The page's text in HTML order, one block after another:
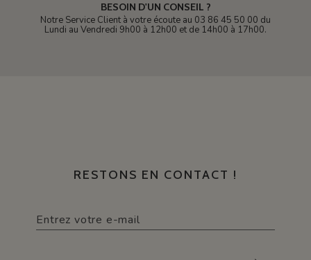
BESOIN D'UN CONSEIL ?
Notre Service Client à votre écoute au 03 86 45 50 00 du
Lundi au Vendredi 9h00 à 12h00 et de 14h00 à 17h00.
RESTONS EN CONTACT !